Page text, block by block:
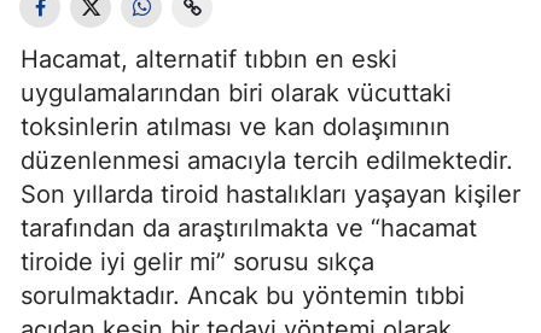
Hacamat, alternatif tıbbın en eski
uygulamalarından biri olarak vücuttaki
toksinlerin atılması ve kan dolaşımının
düzenlenmesi amacıyla tercih edilmektedir.
Son yıllarda tiroid hastalıkları yaşayan kişiler
tarafından da araştırılmakta ve “hacamat
tiroide iyi gelir mi” sorusu sıkça
sorulmaktadır. Ancak bu yöntemin tıbbi